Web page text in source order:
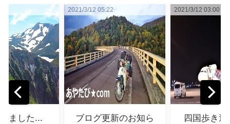
新のお知ら
2021/3/12 03:00
四国歩き遍路2巡目
2021/3/11 13:35
東日本大